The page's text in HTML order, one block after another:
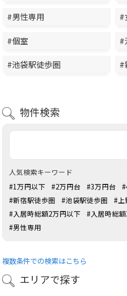
#男性専用
#
#個室
#
#池袋駅徒歩圏
#
物件検索
人気検索キーワード
#1万円以下
#2万円台 #3万円台
#新宿駅徒歩圏
#池袋駅徒歩圏
#上
#入居時総額2万円以下
#入居時総
#男性専用
複数条件での検索はこちら
エリアで探す